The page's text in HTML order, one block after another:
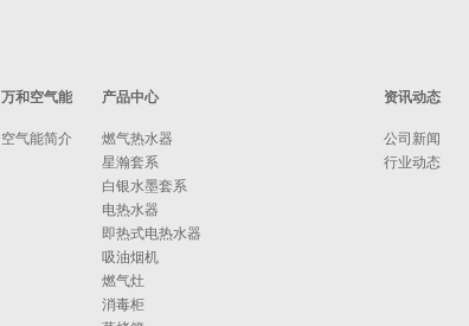
万和空气能
空气能简介
产品中心
燃气热水器
星瀚套系
白银水墨套系
电热水器
即热式电热水器
吸油烟机
燃气灶
消毒柜
资讯动态
公司新闻
行业动态